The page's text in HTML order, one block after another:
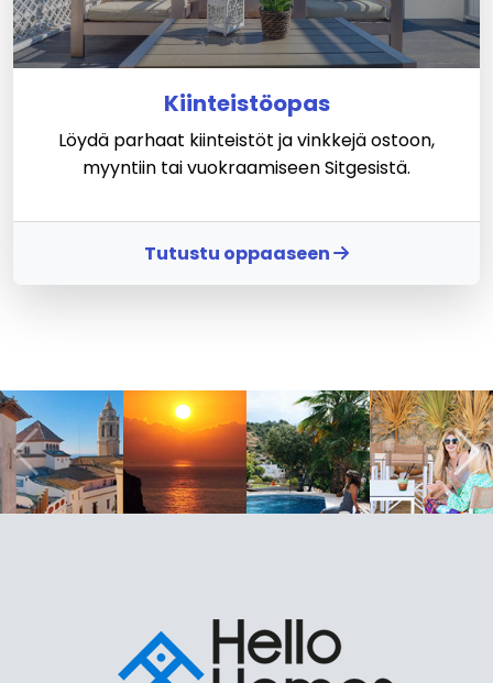
Kiinteistöopas
Löydä parhaat kiinteistöt ja vinkkejä ostoon,
myyntiin tai vuokraamiseen Sitgesistä.
Tutustu oppaaseen